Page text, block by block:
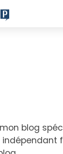
blog
indépendant